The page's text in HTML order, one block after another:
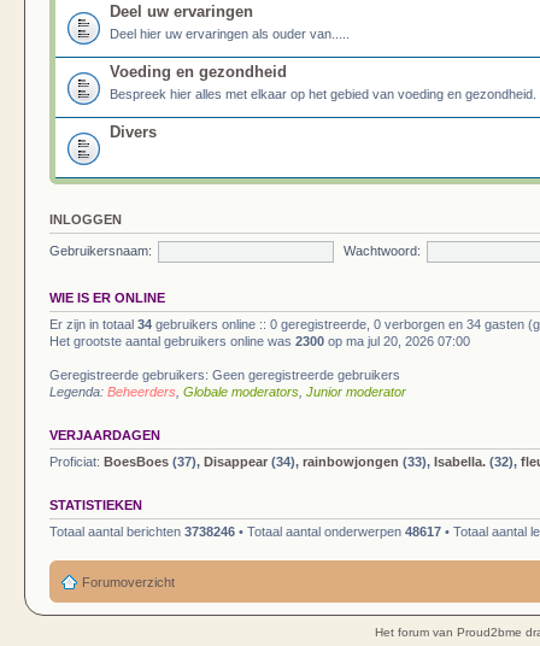
Deel uw ervaringen
Deel hier uw ervaringen als ouder van.....
Voeding en gezondheid
Bespreek hier alles met elkaar op het gebied van voeding en gezondheid.
Divers
INLOGGEN
Gebruikersnaam: Wachtwoord:
WIE IS ER ONLINE
Er zijn in totaal 34 gebruikers online :: 0 geregistreerde, 0 verborgen en 34 gasten
Het grootste aantal gebruikers online was 2300 op ma jul 20, 2026 07:00
Geregistreerde gebruikers: Geen geregistreerde gebruikers
Legenda: Beheerders Globale moderators Junior moderator
VERJAARDAGEN
Proficiat: BoesBoes (37), Disappear (34), rainbowjongen (33), Isabella. (32),
STATISTIEKEN
Totaal aantal berichten 3738246 • Totaal aantal onderwerpen 48617 • Totaal aantal
Forumoverzicht
Het forum van Proud2bme